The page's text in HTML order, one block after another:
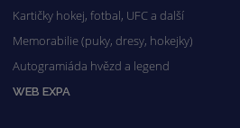
Kartičky hokej, fotbal, UFC a další
Memorabilie (puky, dresy, hokejky)
Autogramiáda hvězd a legend
WEB EXPA